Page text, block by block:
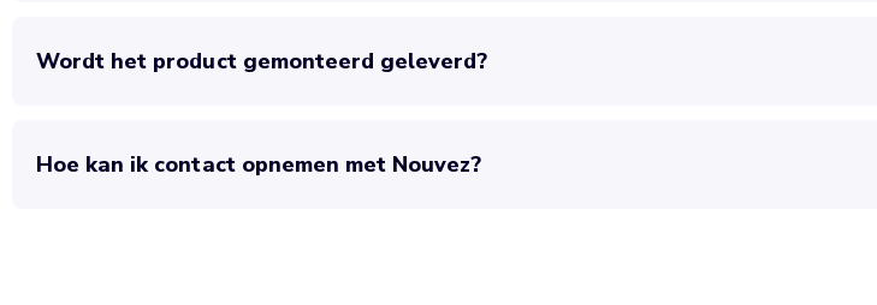
Wordt het product gemonteerd geleverd?
Hoe kan ik contact opnemen met Nouvez?